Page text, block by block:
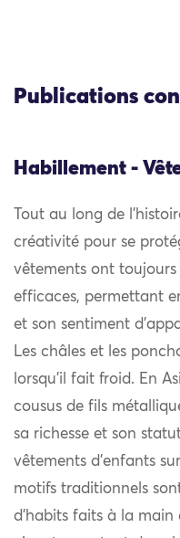
Publications
Habillement -
Tout au long de
créativité pour se
vêtements ont
efficaces, permettant
et son sentiment
Les châles et les
lorsqu’il fait froid. En
cousus de fils
sa richesse et son
vêtements d’enfants
motifs traditionnels
d’habits faits à la